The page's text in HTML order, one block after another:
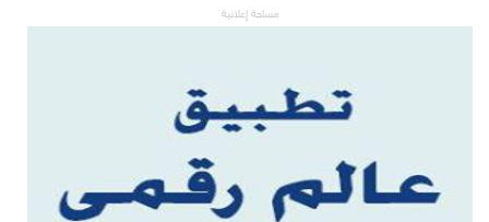
مساحة إعلانية